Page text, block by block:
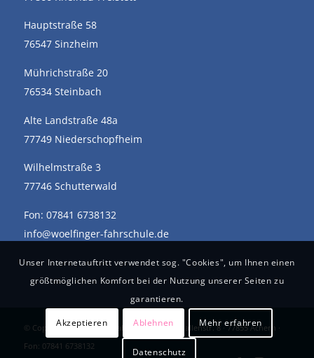
Hauptstraße 58
76547 Sinzheim
Mührichstraße 20
76534 Steinbach
Alte Landstraße 48a
77749 Niederschopfheim
Wilhelmstraße 3
77746 Schutterwald
Fon: 07841 6738132
info@woelfinger-fahrschule.de
© Copyright - Wölfinger Fahrschule · Güterhallenstr. 8 · 77855 Achern ·
Fon: 07841 6738132
Unser Internetauftritt verwendet sog. "Cookies", um Ihnen einen
größtmöglichen Komfort bei der Nutzung unserer Seiten zu
garantieren.
Akzeptieren Ablehnen Mehr erfahren
Datenschutz